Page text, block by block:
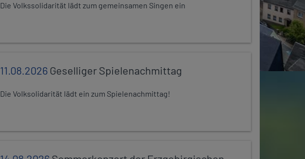
Die Volkssolidarität lädt zum gemeinsamen Singen ein
11.08.2026Geselliger Spielenachmittag
Die Volksolidarität lädt ein zum Spielenachmittag!